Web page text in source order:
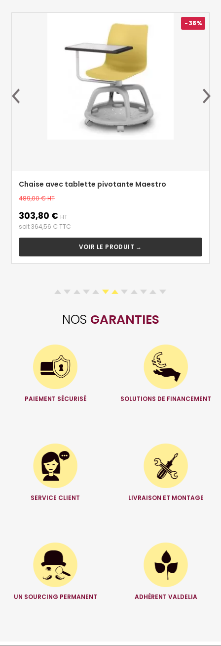
-38%
Chaise avec tablette pivotante Maestro
Prix
base
489,00 €HT
Prix
303,80 € HT
soit 364,56 € TTC
VOIR LE PRODUIT →
NOS GARANTIES
PAIEMENT SÉCURISÉ SOLUTIONS DE FINANCEMENT
SERVICE CLIENT LIVRAISON ET MONTAGE
UN SOURCING PERMANENT ADHÉRENT VALDELIA